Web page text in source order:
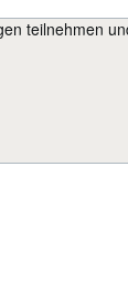
teilnehmen